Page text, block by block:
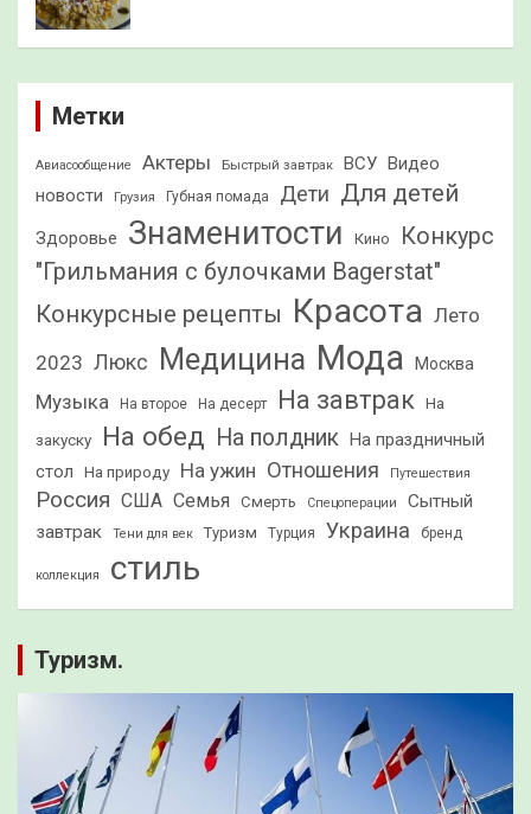
Метки
Авиасообщение Актеры Быстрый завтрак ВСУ Видео
новости
Грузия Губная помада Дети Для детей
Здоровье Знаменитости Кино
Конкурс
"Грильмания с булочками Bagerstat"
Конкурсные рецепты Красота Лето
2023 Люкс Медицина Мода Москва
Музыка На второе На десерт На завтрак На
закуску На обед На полдник На праздничный
стол
На природу На ужин Отношения Путешествия
Россия США Семья Смерть Спецоперации
Сытный
завтрак
Тени для век Туризм Турция Украина бренд
коллекция стиль
Туризм.